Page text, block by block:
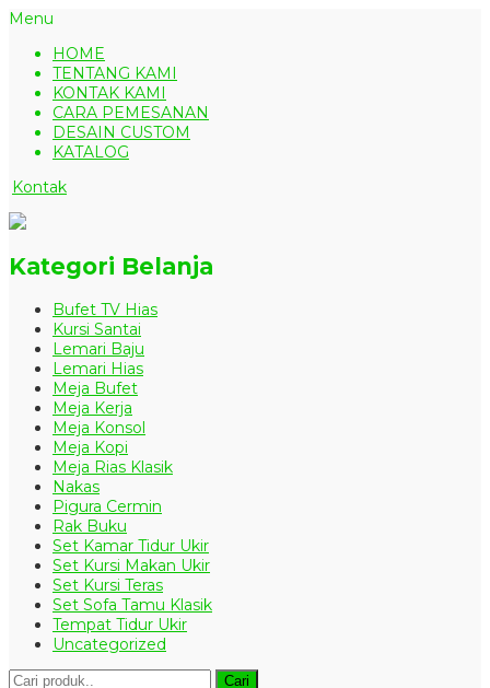
Menu
HOME
TENTANG KAMI
KONTAK KAMI
CARA PEMESANAN
DESAIN CUSTOM
KATALOG
Kontak
Kategori Belanja
Bufet TV Hias
Kursi Santai
Lemari Baju
Lemari Hias
Meja Bufet
Meja Kerja
Meja Konsol
Meja Kopi
Meja Rias Klasik
Nakas
Pigura Cermin
Rak Buku
Set Kamar Tidur Ukir
Set Kursi Makan Ukir
Set Kursi Teras
Set Sofa Tamu Klasik
Tempat Tidur Ukir
Uncategorized
Cari